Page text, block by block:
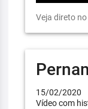
Veja direto
15/02/2020
Vídeo com